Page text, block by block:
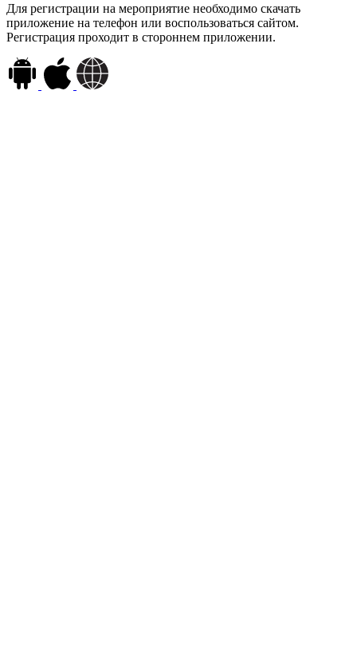
Для регистрации на мероприятие необходимо скачать
приложение на телефон или воспользоваться сайтом.
Регистрация проходит в стороннем приложении.